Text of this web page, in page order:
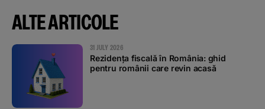
ALTE ARTICOLE
31 JULY 2026
Rezidența fiscală în România: ghid
pentru românii care revin acasă